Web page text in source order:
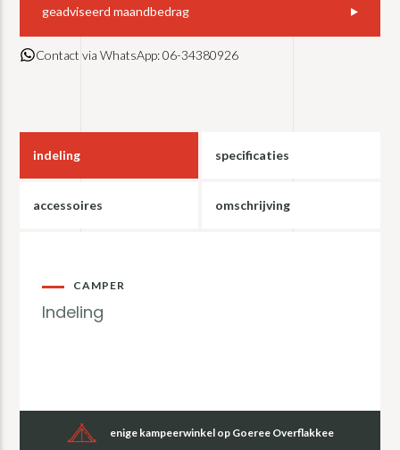
geadviseerd maandbedrag
Contact via WhatsApp: 06-34380926
indeling specificaties
accessoires omschrijving
CAMPER
Indeling
enige kampeerwinkel op Goeree Overflakkee